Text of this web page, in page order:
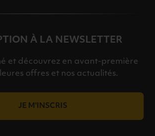
À LA NEWSLETTER
et découvrez en avant-première
offres et nos actualités.
JE M'INSCRIS